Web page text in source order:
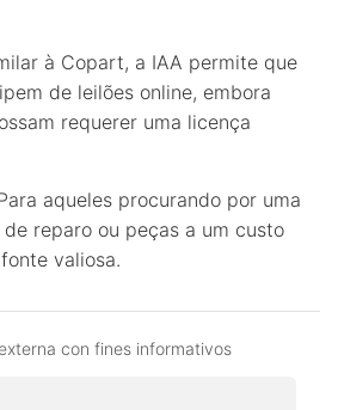
à Copart, a IAA permite que
de leilões online, embora
requerer uma licença
aqueles procurando por uma
reparo ou peças a um custo
valiosa.
con fines informativos